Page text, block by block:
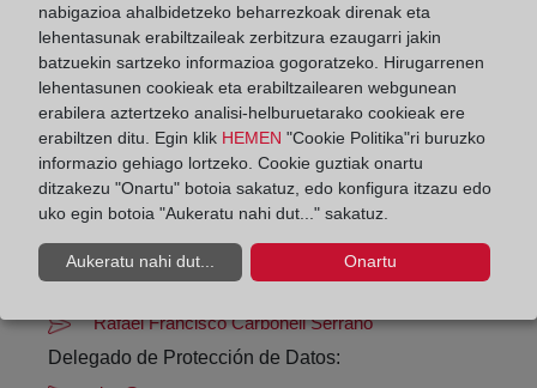
De lunes a viernes de 09:00 a 17:00 horas
Agosto: De lunes a viernes de 09:00 a 14:00 horas
Los días 24 y 31 de diciembre de 09:00 a 14:00
horas
Datos de contacto:
96 527 13 10
altea@registrodelapropiedad.org
Datos del Registrador:
Rafael Francisco Carbonell Serrano
Delegado de Protección de Datos:
nabigazioa ahalbidetzeko beharrezkoak direnak eta
lehentasunak erabiltzaileak zerbitzura ezaugarri jakin
batzuekin sartzeko informazioa gogoratzeko. Hirugarrenen
lehentasunen cookieak eta erabiltzailearen webgunean
erabilera aztertzeko analisi-helburuetarako cookieak ere
erabiltzen ditu. Egin klik HEMEN "Cookie Politika"ri buruzko
informazio gehiago lortzeko. Cookie guztiak onartu
ditzakezu "Onartu" botoia sakatuz, edo konfigura itzazu edo
uko egin botoia "Aukeratu nahi dut..." sakatuz.
Aukeratu nahi dut... Onartu